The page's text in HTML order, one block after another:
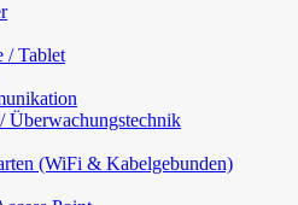
/ Tablet
Überwachungstechnik
(WiFi & Kabelgebunden)